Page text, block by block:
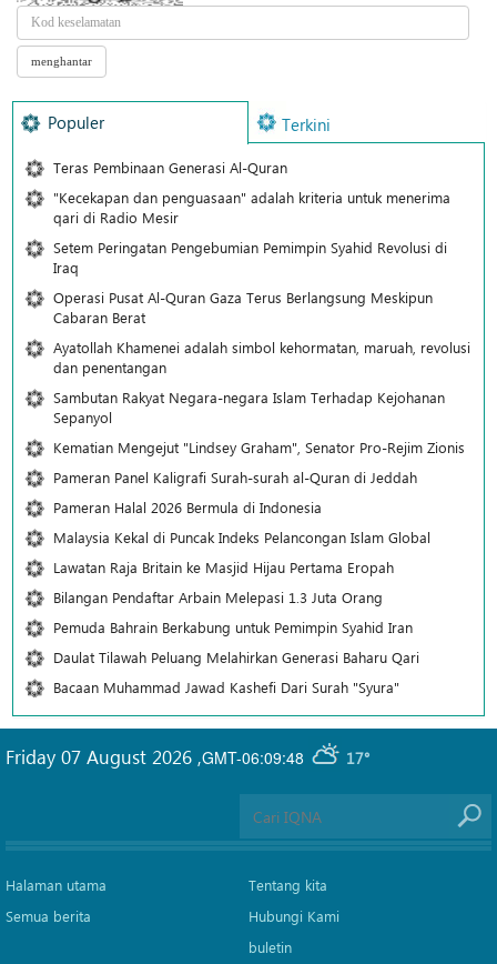
Populer Terkini
Teras Pembinaan Generasi Al-Quran
"Kecekapan dan penguasaan" adalah kriteria untuk menerima
qari di Radio Mesir
Setem Peringatan Pengebumian Pemimpin Syahid Revolusi di
Iraq
Operasi Pusat Al-Quran Gaza Terus Berlangsung Meskipun
Cabaran Berat
Ayatollah Khamenei adalah simbol kehormatan, maruah, revolusi
dan penentangan
Sambutan Rakyat Negara-negara Islam Terhadap Kejohanan
Sepanyol
Kematian Mengejut "Lindsey Graham", Senator Pro-Rejim Zionis
Pameran Panel Kaligrafi Surah-surah al-Quran di Jeddah
Pameran Halal 2026 Bermula di Indonesia
Malaysia Kekal di Puncak Indeks Pelancongan Islam Global
Lawatan Raja Britain ke Masjid Hijau Pertama Eropah
Bilangan Pendaftar Arbain Melepasi 1.3 Juta Orang
Pemuda Bahrain Berkabung untuk Pemimpin Syahid Iran
Daulat Tilawah Peluang Melahirkan Generasi Baharu Qari
Bacaan Muhammad Jawad Kashefi Dari Surah "Syura"
GMT-06:09:48 17°
Friday 07 August 2026 ,
Halaman utama
Semua berita
Tentang kita
Hubungi Kami
buletin